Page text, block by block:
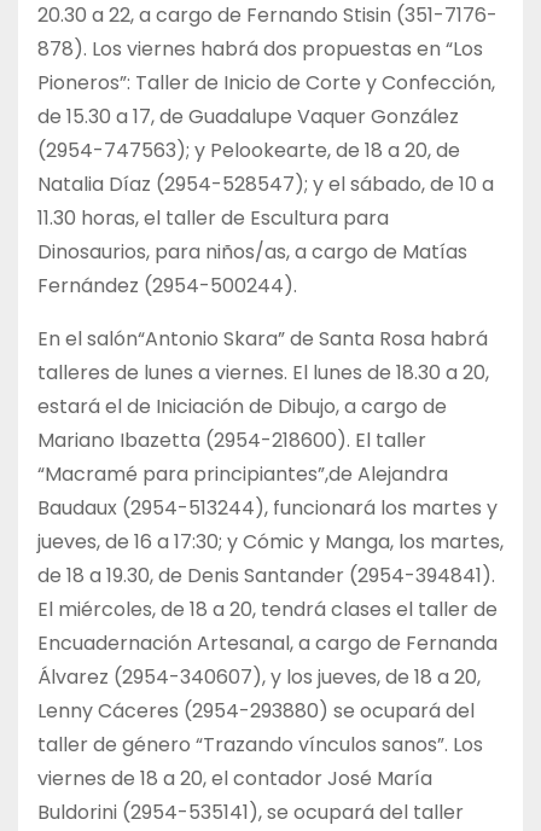
20.30 a 22, a cargo de Fernando Stisin (351-7176-
878). Los viernes habrá dos propuestas en “Los
Pioneros”: Taller de Inicio de Corte y Confección,
de 15.30 a 17, de Guadalupe Vaquer González
(2954-747563); y Pelookearte, de 18 a 20, de
Natalia Díaz (2954-528547); y el sábado, de 10 a
11.30 horas, el taller de Escultura para
Dinosaurios, para niños/as, a cargo de Matías
Fernández (2954-500244).
En el salón“Antonio Skara” de Santa Rosa habrá
talleres de lunes a viernes. El lunes de 18.30 a 20,
estará el de Iniciación de Dibujo, a cargo de
Mariano Ibazetta (2954-218600). El taller
“Macramé para principiantes”,de Alejandra
Baudaux (2954-513244), funcionará los martes y
jueves, de 16 a 17:30; y Cómic y Manga, los martes,
de 18 a 19.30, de Denis Santander (2954-394841).
El miércoles, de 18 a 20, tendrá clases el taller de
Encuadernación Artesanal, a cargo de Fernanda
Álvarez (2954-340607), y los jueves, de 18 a 20,
Lenny Cáceres (2954-293880) se ocupará del
taller de género “Trazando vínculos sanos”. Los
viernes de 18 a 20, el contador José María
Buldorini (2954-535141), se ocupará del taller